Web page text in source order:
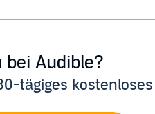
bei Audible?
tägiges